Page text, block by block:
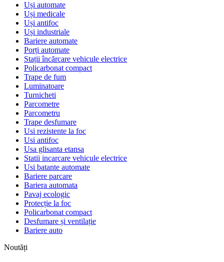
Uși automate
Uși medicale
Uși antifoc
Uși industriale
Bariere automate
Porți automate
Stații încărcare vehicule electrice
Policarbonat compact
Trape de fum
Luminatoare
Turnicheti
Parcometre
Parcometru
Trape desfumare
Usi rezistente la foc
Usi antifoc
Usa glisanta etansa
Statii incarcare vehicule electrice
Usi batante automate
Bariere parcare
Bariera automata
Pavaj ecologic
Protecție la foc
Policarbonat compact
Desfumare și ventilație
Bariere auto
Noutăți